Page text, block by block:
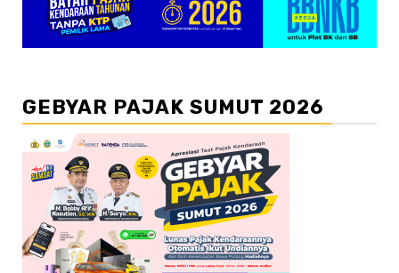
GEBYAR PAJAK SUMUT 2026